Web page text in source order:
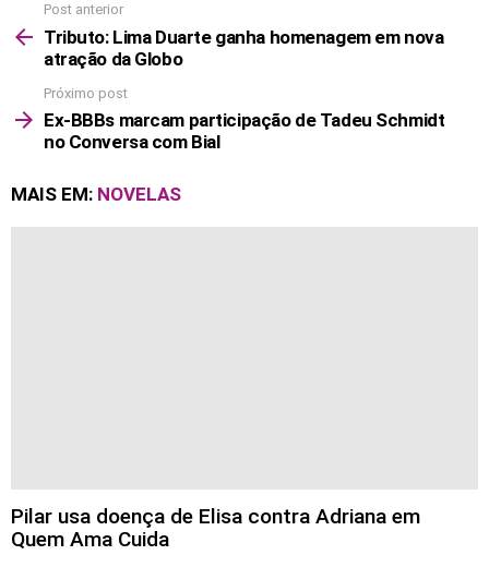
more
Post anterior
Tributo: Lima Duarte ganha homenagem em nova
atração da Globo
Próximo post
Ex-BBBs marcam participação de Tadeu Schmidt
no Conversa com Bial
MAIS EM: NOVELAS
Pilar usa doença de Elisa contra Adriana em
Quem Ama Cuida